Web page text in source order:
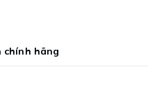
chính hãng